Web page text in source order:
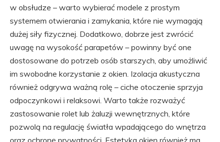
w obsłudze – warto wybierać modele z prostym
systemem otwierania i zamykania, które nie wymagają
dużej siły fizycznej. Dodatkowo, dobrze jest zwrócić
uwagę na wysokość parapetów – powinny być one
dostosowane do potrzeb osób starszych, aby umożliwić
im swobodne korzystanie z okien. Izolacja akustyczna
również odgrywa ważną rolę – ciche otoczenie sprzyja
odpoczynkowi i relaksowi. Warto także rozważyć
zastosowanie rolet lub żaluzji wewnętrznych, które
pozwolą na regulację światła wpadającego do wnętrza